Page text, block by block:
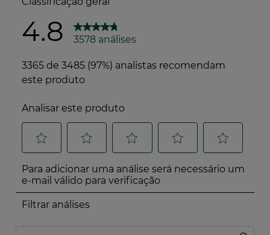
Transporte
Baixo impacto de CO2 no transporte de
matérias-primas
Produto fabricado e embalado no mesmo local
Compromisso social
Produzido e embalado numa fábrica com um
certificado*
Produto que não contém ingredientes ou
derivados de origem animal
A Yves Rocher é uma empresa com uma
missão e trabalha para a natureza e para as
plantas há mais de 65 anos.
Sabe mais sobre o seu programa de
compromisso Act Beautiful com 10 ações